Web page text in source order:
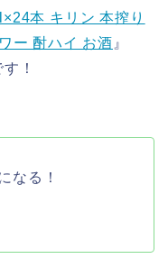
本 キリン 本搾り
ー 酎ハイ お酒 』
！
なる！